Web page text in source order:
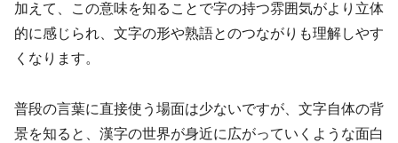
加えて、この意味を知ることで字の持つ雰囲気がより立体
的に感じられ、文字の形や熟語とのつながりも理解しやす
くなります。
普段の言葉に直接使う場面は少ないですが、文字自体の背
景を知ると、漢字の世界が身近に広がっていくような面白